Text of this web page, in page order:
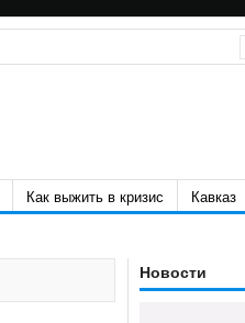
Как выжить в кризис Кавказ
Новости